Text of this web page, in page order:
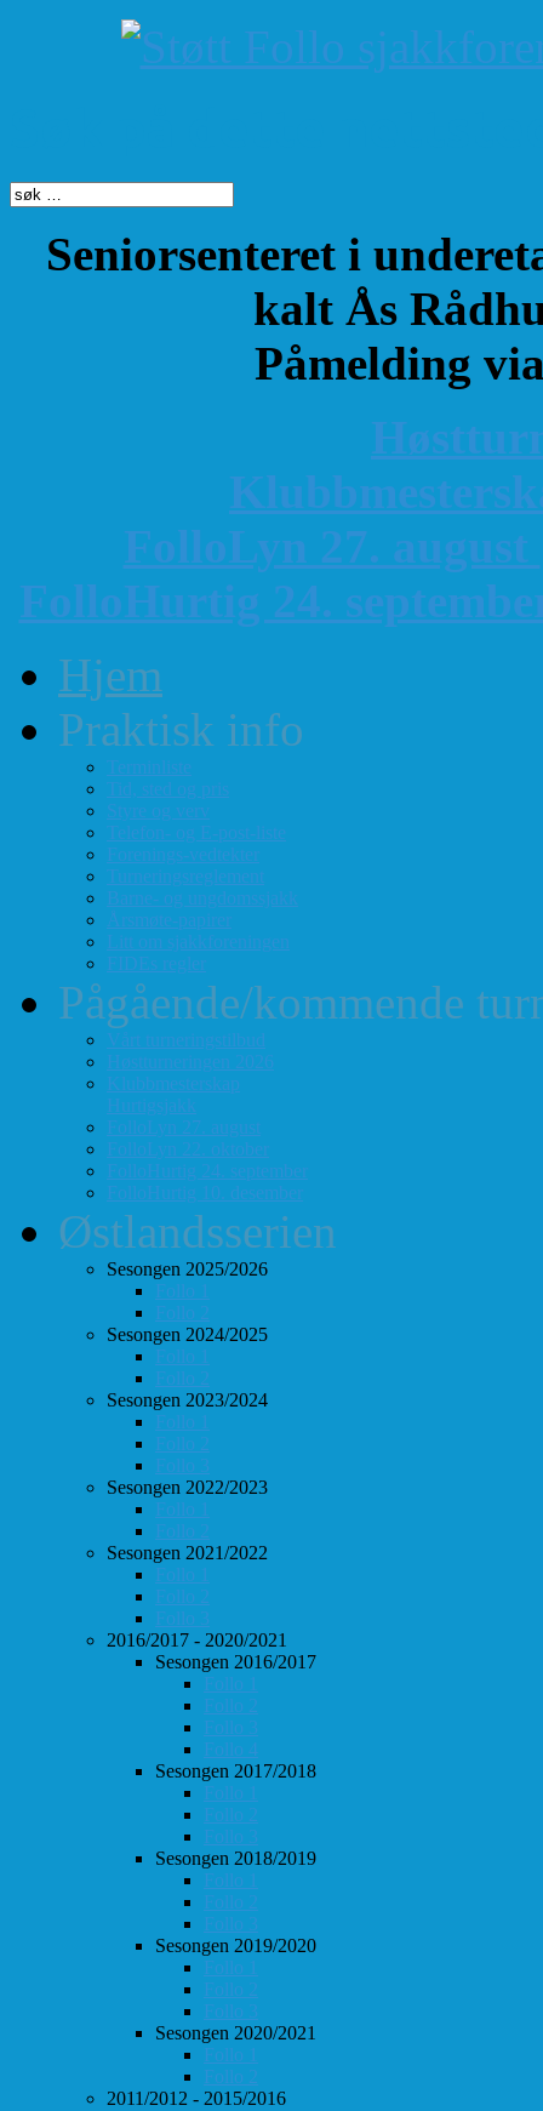
Seniorsenteret i
kalt Ås
Påmelding
K
FolloLyn 27. august
FolloHurtig 24.
Hjem
Praktisk info
Terminliste
Tid, sted og pris
Styre og verv
Telefon- og E-post-liste
Forenings-vedtekter
Turneringsreglement
Barne- og ungdomssjakk
Årsmøte-papirer
Litt om sjakkforeningen
FIDEs regler
Pågående/kommende
Vårt turneringstilbud
Høstturneringen 2026
Klubbmesterskap
Hurtigsjakk
FolloLyn 27. august
FolloLyn 22. oktober
FolloHurtig 24. september
FolloHurtig 10. desember
Østlandsserien
Sesongen 2025/2026
Follo 1
Follo 2
Sesongen 2024/2025
Follo 1
Follo 2
Sesongen 2023/2024
Follo 1
Follo 2
Follo 3
Sesongen 2022/2023
Follo 1
Follo 2
Sesongen 2021/2022
Follo 1
Follo 2
Follo 3
2016/2017 - 2020/2021
Sesongen 2016/2017
Follo 1
Follo 2
Follo 3
Follo 4
Sesongen 2017/2018
Follo 1
Follo 2
Follo 3
Sesongen 2018/2019
Follo 1
Follo 2
Follo 3
Sesongen 2019/2020
Follo 1
Follo 2
Follo 3
Sesongen 2020/2021
Follo 1
Follo 2
2011/2012 - 2015/2016